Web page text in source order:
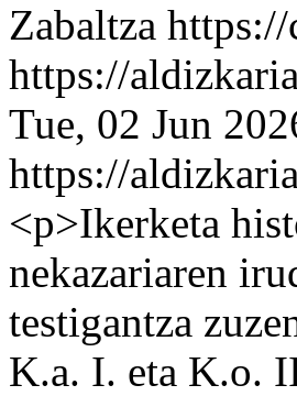
Zabaltza
https://
Tue, 02 Jun
https://
<p>Ikerketa
nekazariaren
testigantza
K.a. I. eta K.o.